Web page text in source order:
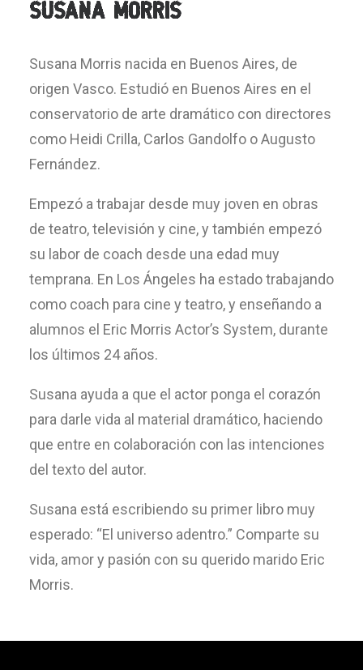
Susana Morris nacida en Buenos Aires, de
origen Vasco. Estudió en Buenos Aires en el
conservatorio de arte dramático con directores
como Heidi Crilla, Carlos Gandolfo o Augusto
Fernández.
Empezó a trabajar desde muy joven en obras
de teatro, televisión y cine, y también empezó
su labor de coach desde una edad muy
temprana. En Los Ángeles ha estado trabajando
como coach para cine y teatro, y enseñando a
alumnos el Eric Morris Actor’s System, durante
los últimos 24 años.
Susana ayuda a que el actor ponga el corazón
para darle vida al material dramático, haciendo
que entre en colaboración con las intenciones
del texto del autor.
Susana está escribiendo su primer libro muy
esperado: “El universo adentro.” Comparte su
vida, amor y pasión con su querido marido Eric
Morris.